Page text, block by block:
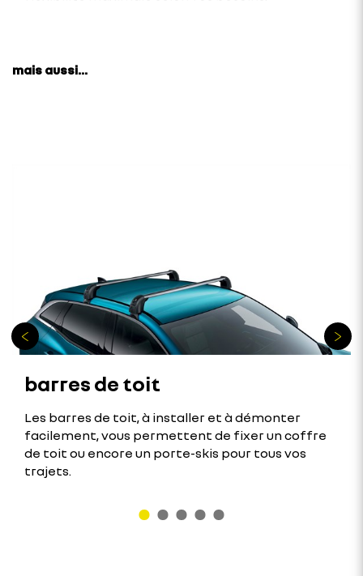
mais aussi...
barres de toit
Les barres de toit, à installer et à démonter
facilement, vous permettent de fixer un coffre
de toit ou encore un porte-skis pour tous vos
trajets.